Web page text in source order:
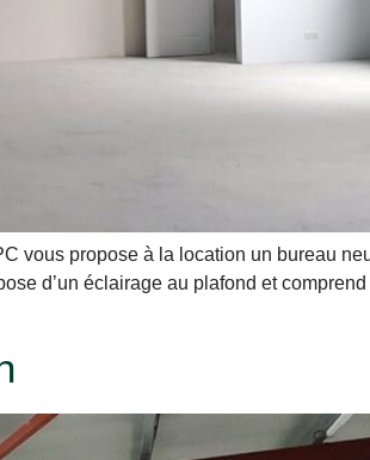
vous propose à la location un bureau
d’un éclairage au plafond et